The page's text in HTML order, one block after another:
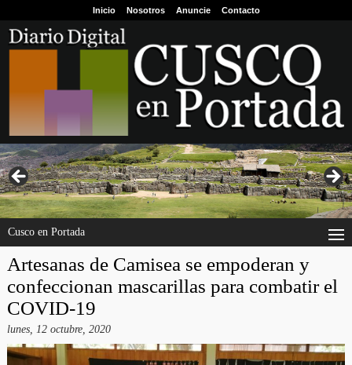
Inicio Nosotros Anuncie Contacto
Cusco en Portada
Artesanas de Camisea se empoderan y
confeccionan mascarillas para combatir el
COVID-19
lunes, 12 octubre, 2020